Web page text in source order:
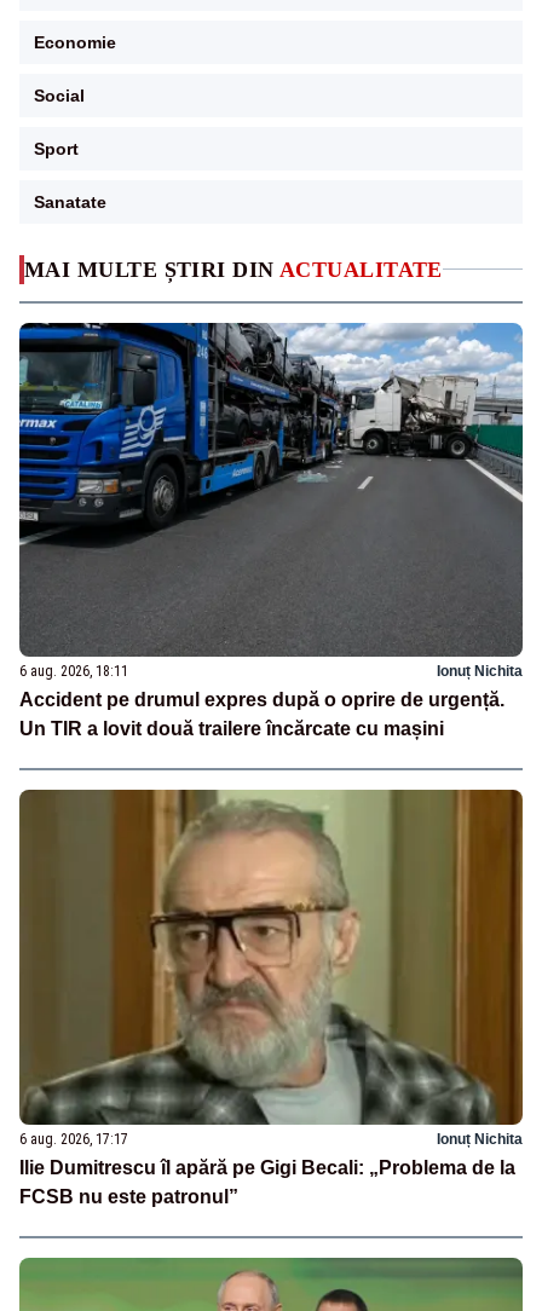
MAI MULTE ȘTIRI DIN ACTUALITATE
6 aug. 2026, 18:11 Ionuț Nichita
Accident pe drumul expres după o oprire de urgență.
Un TIR a lovit două trailere încărcate cu mașini
6 aug. 2026, 17:17 Ionuț Nichita
Ilie Dumitrescu îl apără pe Gigi Becali: „Problema de la
FCSB nu este patronul”
Economie
Social
Sport
Sanatate